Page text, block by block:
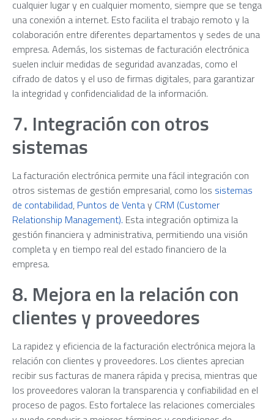
cualquier lugar y en cualquier momento, siempre que se tenga
una conexión a internet. Esto facilita el trabajo remoto y la
colaboración entre diferentes departamentos y sedes de una
empresa. Además, los sistemas de facturación electrónica
suelen incluir medidas de seguridad avanzadas, como el
cifrado de datos y el uso de firmas digitales, para garantizar
la integridad y confidencialidad de la información.
7. Integración con otros
sistemas
La facturación electrónica permite una fácil integración con
otros sistemas de gestión empresarial, como los sistemas
de contabilidad, Puntos de Ventay CRM (Customer
Relationship Management). Esta integración optimiza la
gestión financiera y administrativa, permitiendo una visión
completa y en tiempo real del estado financiero de la
empresa.
8. Mejora en la relación con
clientes y proveedores
La rapidez y eficiencia de la facturación electrónica mejora la
relación con clientes y proveedores. Los clientes aprecian
recibir sus facturas de manera rápida y precisa, mientras que
los proveedores valoran la transparencia y confiabilidad en el
proceso de pagos. Esto fortalece las relaciones comerciales